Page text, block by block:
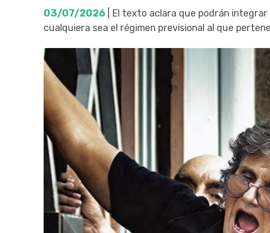
03/07/2026 | El texto aclara que podrán
cualquiera sea el régimen previsional al que